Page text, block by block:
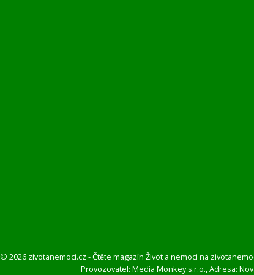
© 2026 zivotanemoci.cz - Čtěte magazín Život a nemoci na
Provozovatel: Media Monkey s.r.o., Adresa: